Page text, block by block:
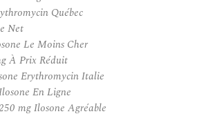
Québec
Net
Le Moins Cher
À Prix Réduit
Erythromycin Italie
En Ligne
mg Ilosone Agréable